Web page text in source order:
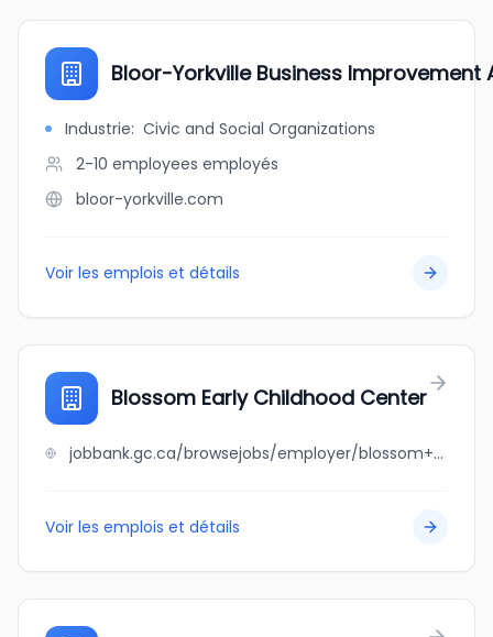
Bloor-Yorkville Business Improvement
Industrie: Civic and Social Organizations
2-10 employees employés
bloor-yorkville.com
Voir les emplois et détails
Blossom Early Childhood Center
jobbank.gc.ca/browsejobs/employer/blossom+early+childhood+center/ca
Voir les emplois et détails